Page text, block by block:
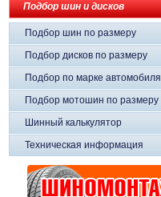
Подбор шин и дисков
Подбор шин по размеру
Подбор дисков по размеру
Подбор по марке автомобиля
Подбор мотошин по размеру
Шинный калькулятор
Техническая информация